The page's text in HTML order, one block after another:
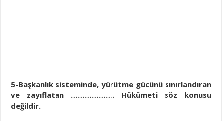
5-Başkanlık sisteminde, yürütme gücünü sınırlandıran
ve zayıflatan ………………. Hükümeti söz konusu
değildir.